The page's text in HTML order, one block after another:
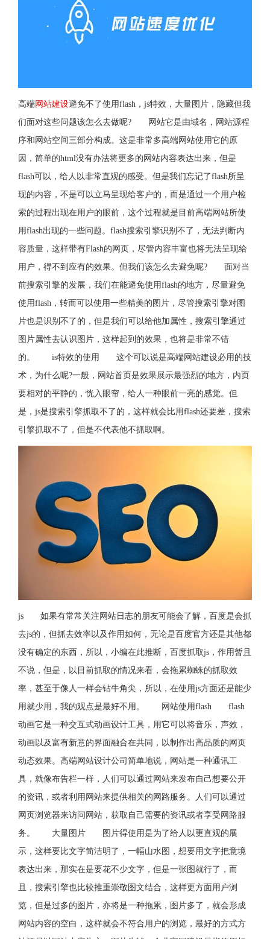
高端网站建设避免不了使用flash，js特效，大量图片，隐藏但我
们面对这些问题该怎么去做呢? 网站它是由域名，网站源程
序和网站空间三部分构成。这是非常多高端网站使用它的原
因，简单的html没有办法将更多的网站内容表达出来，但是
flash可以，给人以非常直观的感受。但是我们忘记了flash所呈
现的内容，不是可以立马呈现给客户的，而是通过一个用户检
索的过程出现在用户的眼前，这个过程就是目前高端网站所使
用flash出现的一些问题。flash搜索引擎识别不了，无法判断内
容质量，这样带有Flash的网页，尽管内容丰富也将无法呈现给
用户，得不到应有的效果。但我们该怎么去避免呢? 面对当
前搜索引擎的发展，我们在能避免使用flash的地方，尽量避免
使用flash，转而可以使用一些精美的图片，尽管搜索引擎对图
片也是识别不了的，但是我们可以给他加属性，搜索引擎通过
图片属性去认识图片，这样起到的效果，也将是非常不错
的。 is特效的使用 这个可以说是高端网站建设必用的技
术，为什么呢?一般，网站首页是效果展示最强烈的地方，内页
要相对的平静的，恍入眼帘，给人一种眼前一亮的感觉。但
是，js是搜索引擎抓取不了的，这样就会比用flash还要差，搜索
引擎抓取不了，但是不代表他不抓取啊。
js 如果有常常关注网站日志的朋友可能会了解，百度是会抓
去js的，但抓去效率以及作用如何，无论是百度官方还是其他都
没有确定的东西，所以，小编在此推断，百度抓取js，作用暂且
不说，但是，以目前抓取的情况来看，会拖累蜘蛛的抓取效
率，甚至于像人一样会钻牛角尖，所以，在使用js方面还是能少
用就少用，我的观点是最好不用。 网站使用flash flash
动画它是一种交互式动画设计工具，用它可以将音乐，声效，
动画以及富有新意的界面融合在共同，以制作出高品质的网页
动态效果。高端网站设计公司简单地说，网站是一种通讯工
具，就像布告栏一样，人们可以通过网站来发布自己想要公开
的资讯，或者利用网站来提供相关的网路服务。人们可以通过
网页浏览器来访问网站，获取自己需要的资讯或者享受网路服
务。 大量图片 图片得使用是为了给人以更直观的展
示，这样要比文字简洁明了，一幅山水图，想要用文字把意境
表达出来，那实在是要花不少文字，但是一张图就行了，而
且，搜索引擎也比较推重崇敬图文结合，这样更方面用户浏
览，但是过多的图片，亦将是一种拖累，图片多了，就会形成
网站内容的空白，这样就会不符合用户的浏览，最好的方式方